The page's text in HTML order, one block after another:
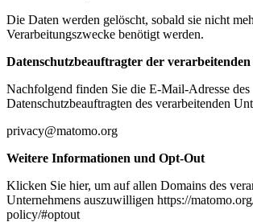
Die Daten werden gelöscht, sobald sie nicht
Verarbeitungszwecke benötigt werden.
Datenschutzbeauftragter der
Nachfolgend finden Sie die E-Mail-Adresse des
Datenschutzbeauftragten des verarbeitenden
privacy@matomo.org
Weitere Informationen und Opt-Out
Klicken Sie hier, um auf allen Domains des
Unternehmens auszuwilligen https://
policy/#optout